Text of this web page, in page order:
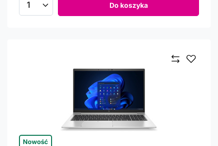
Ilość produktów Do koszyka
Nowość